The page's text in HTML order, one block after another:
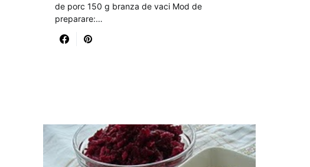
de porc 150 g branza de vaci Mod de
preparare:…